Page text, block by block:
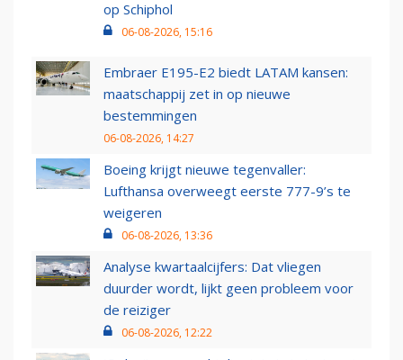
op Schiphol
06-08-2026, 15:16
Embraer E195-E2 biedt LATAM kansen:
maatschappij zet in op nieuwe
bestemmingen
06-08-2026, 14:27
Boeing krijgt nieuwe tegenvaller:
Lufthansa overweegt eerste 777-9’s te
weigeren
06-08-2026, 13:36
Analyse kwartaalcijfers: Dat vliegen
duurder wordt, lijkt geen probleem voor
de reiziger
06-08-2026, 12:22